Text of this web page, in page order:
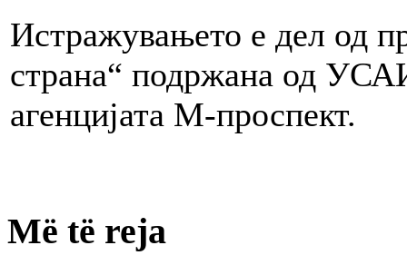
Истражувањето е дел од
страна“ подржана од
агенцијата М-проспект.
Më të reja